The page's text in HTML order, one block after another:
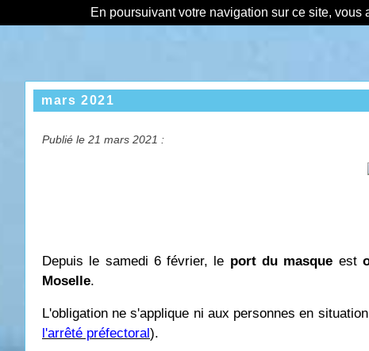
En poursuivant votre navigation sur ce site,
mars 2021
Publié le 21 mars 2021 :
Depuis le samedi 6 février, le port du masque est
Moselle.
L'obligation ne s'applique ni aux personnes en
l'arrêté préfectoral).